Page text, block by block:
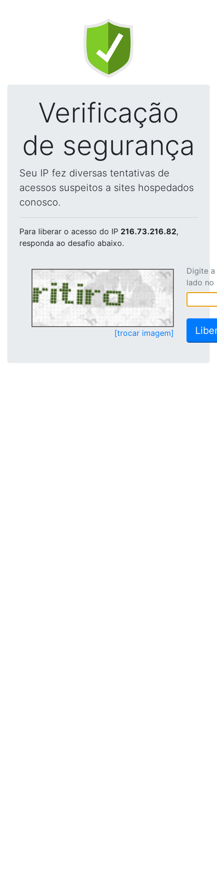
Verificação
de segurança
Seu IP fez diversas tentativas de
acessos suspeitos a sites hospedados
conosco.
Para liberar o acesso do IP 216.73.216.82,
responda ao desafio abaixo.
[trocar imagem]
Digite
lado no